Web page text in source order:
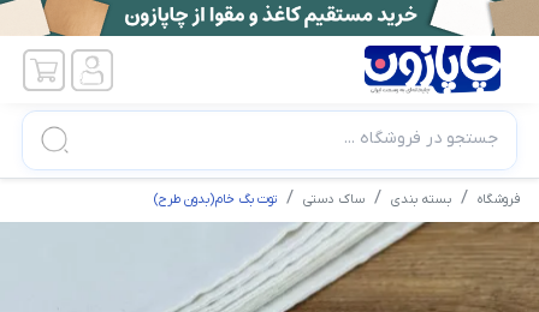
جستجو در فروشگاه ...
فروشگاه بسته بندی ساک دستی توت بگ خام(بدون طرح)